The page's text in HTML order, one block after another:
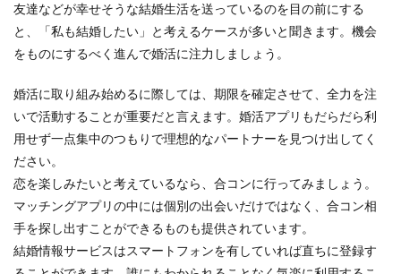
友達などが幸せそうな結婚生活を送っているのを目の前にする
と、「私も結婚したい」と考えるケースが多いと聞きます。機会
をものにするべく進んで婚活に注力しましょう。
婚活に取り組み始めるに際しては、期限を確定させて、全力を注
いで活動することが重要だと言えます。婚活アプリもだらだら利
用せず一点集中のつもりで理想的なパートナーを見つけ出してく
ださい。
恋を楽しみたいと考えているなら、合コンに行ってみましょう。
マッチングアプリの中には個別の出会いだけではなく、合コン相
手を探し出すことができるものも提供されています。
結婚情報サービスはスマートフォンを有していれば直ちに登録す